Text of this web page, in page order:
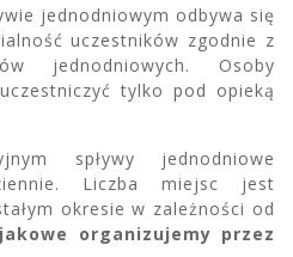
jednodniowym odbywa się
uczestników zgodnie z
jednodniowych. Osoby
tylko pod opieką
spływy jednodniowe
Liczba miejsc jest
okresie w zależności od
organizujemy przez